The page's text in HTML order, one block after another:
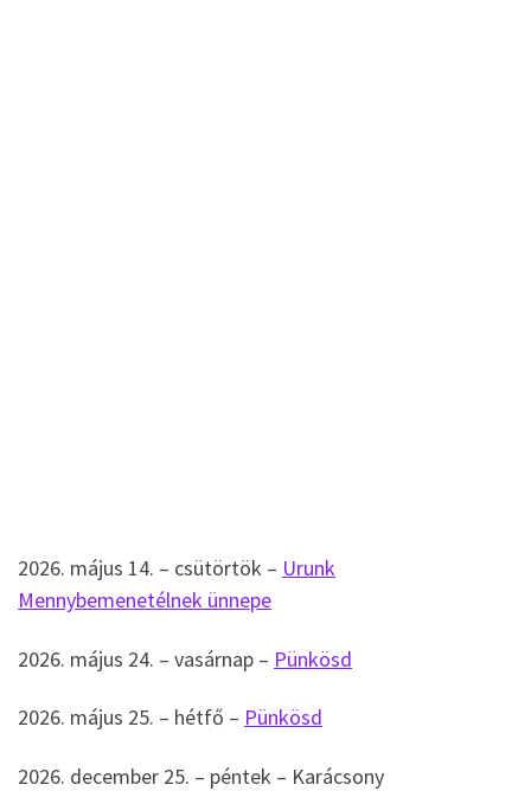
2026. május 14. – csütörtök – Urunk
Mennybemenetélnek ünnepe
2026. május 24. – vasárnap – Pünkösd
2026. május 25. – hétfő – Pünkösd
2026. december 25. – péntek – Karácsony